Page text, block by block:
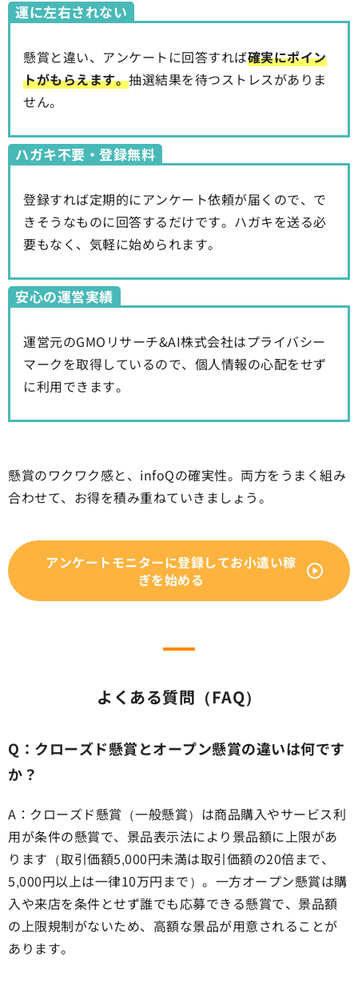
運に左右されない
懸賞と違い、アンケートに回答すれば確実にポイン
トがもらえます。抽選結果を待つストレスがありま
せん。
ハガキ不要・登録無料
登録すれば定期的にアンケート依頼が届くので、で
きそうなものに回答するだけです。ハガキを送る必
要もなく、気軽に始められます。
安心の運営実績
運営元のGMOリサーチ&AI株式会社はプライバシー
マークを取得しているので、個人情報の心配をせず
に利用できます。
懸賞のワクワク感と、infoQの確実性。両方をうまく組み
合わせて、お得を積み重ねていきましょう。
アンケートモニターに登録してお小遣い稼
ぎを始める
よくある質問（FAQ）
Q：クローズド懸賞とオープン懸賞の違いは何です
か？
A：クローズド懸賞（一般懸賞）は商品購入やサービス利
用が条件の懸賞で、景品表示法により景品額に上限があ
ります（取引価額5,000円未満は取引価額の20倍まで、
5,000円以上は一律10万円まで）。一方オープン懸賞は購
入や来店を条件とせず誰でも応募できる懸賞で、景品額
の上限規制がないため、高額な景品が用意されることが
あります。